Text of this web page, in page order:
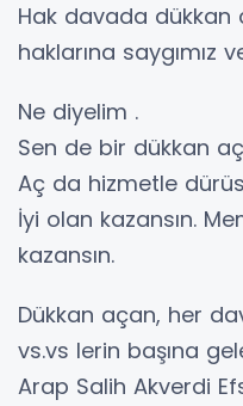
Hak davada dükkan
haklarına saygımız
Ne diyelim .
Sen de bir dükkan
Aç da hizmetle
İyi olan kazansın.
kazansın.
Dükkan açan, her
vs.vs lerin başına
Arap Salih Akverdi